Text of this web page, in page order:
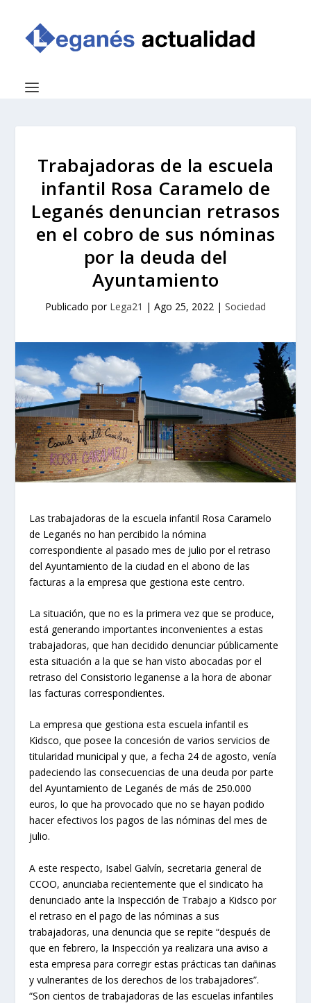
Trabajadoras de la escuela
infantil Rosa Caramelo de
Leganés denuncian retrasos
en el cobro de sus nóminas
por la deuda del
Ayuntamiento
Publicado por Lega21 | Ago 25, 2022 | Sociedad
Las trabajadoras de la escuela infantil Rosa Caramelo
de Leganés no han percibido la nómina
correspondiente al pasado mes de julio por el retraso
del Ayuntamiento de la ciudad en el abono de las
facturas a la empresa que gestiona este centro.
La situación, que no es la primera vez que se produce,
está generando importantes inconvenientes a estas
trabajadoras, que han decidido denunciar públicamente
esta situación a la que se han visto abocadas por el
retraso del Consistorio leganense a la hora de abonar
las facturas correspondientes.
La empresa que gestiona esta escuela infantil es
Kidsco, que posee la concesión de varios servicios de
titularidad municipal y que, a fecha 24 de agosto, venía
padeciendo las consecuencias de una deuda por parte
del Ayuntamiento de Leganés de más de 250.000
euros, lo que ha provocado que no se hayan podido
hacer efectivos los pagos de las nóminas del mes de
julio.
A este respecto, Isabel Galvín, secretaria general de
CCOO, anunciaba recientemente que el sindicato ha
denunciado ante la Inspección de Trabajo a Kidsco por
el retraso en el pago de las nóminas a sus
trabajadoras, una denuncia que se repite “después de
que en febrero, la Inspección ya realizara una aviso a
esta empresa para corregir estas prácticas tan dañinas
y vulnerantes de los derechos de los trabajadores”.
“Son cientos de trabajadoras de las escuelas infantiles